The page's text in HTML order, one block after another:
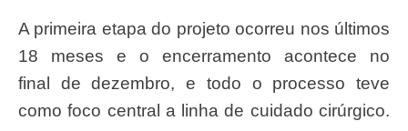
A primeira etapa do projeto ocorreu nos últimos
18 meses e o encerramento acontece no
final de dezembro, e todo o processo teve
como foco central a linha de cuidado cirúrgico.